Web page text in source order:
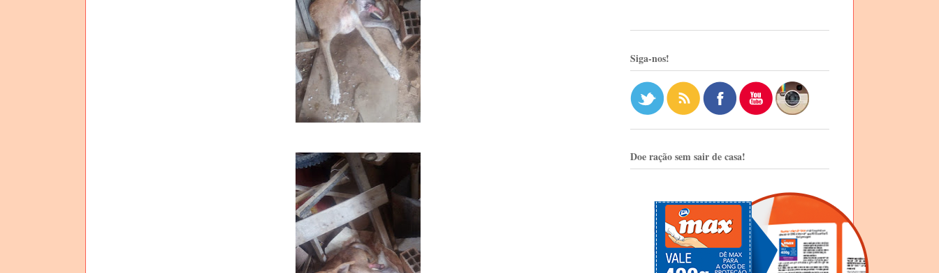
Siga-nos!
Doe ração sem sair de casa!